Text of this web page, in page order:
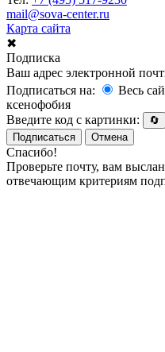
mail@sova-center.ru
Карта сайта
✖
Подписка
Ваш адрес электронной
Подписаться на:
Весь
ксенофобия
Введите код с картинки:
🔄
Подписаться
Отмена
Спасибо!
Проверьте почту, вам
отвечающим критериям